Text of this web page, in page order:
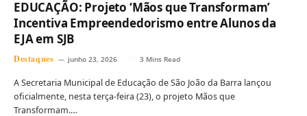
EDUCAÇÃO: Projeto ‘Mãos que Transformam’
Incentiva Empreendedorismo entre Alunos da
EJA em SJB
Destaques junho 23, 2026 3 Mins Read
A Secretaria Municipal de Educação de São João da Barra lançou
oficialmente, nesta terça-feira (23), o projeto Mãos que
Transformam.…